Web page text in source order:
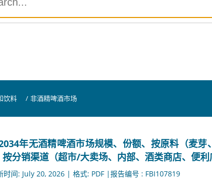
饮料 / 非酒精啤酒市场
年无酒精啤酒市场规模、份额、按原料（麦
按分销渠道（超市/大卖场、内部、酒类商店、便
时间: July 20, 2026 | 格式: PDF |报告编号 : FBI107819